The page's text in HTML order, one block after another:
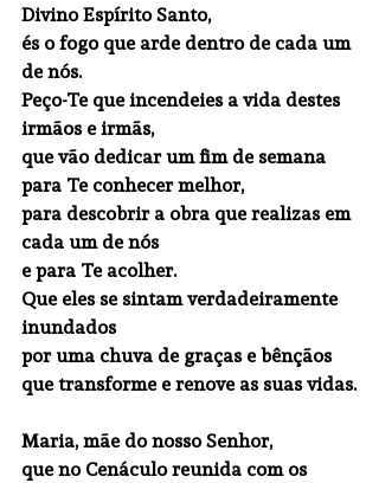
Divino Espírito Santo,
és o fogo que arde dentro de cada um
de nós.
Peço-Te que incendeies a vida destes
irmãos e irmãs,
que vão dedicar um fim de semana
para Te conhecer melhor,
para descobrir a obra que realizas em
cada um de nós
e para Te acolher.
Que eles se sintam verdadeiramente
inundados
por uma chuva de graças e bênçãos
que transforme e renove as suas vidas.
Maria, mãe do nosso Senhor,
que no Cenáculo reunida com os